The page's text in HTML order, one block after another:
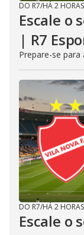
DO R7/HÁ 2 HORAS
Escale o
| R7
Prepare-se para
DO R7/HÁ 2 HORAS
Escale o